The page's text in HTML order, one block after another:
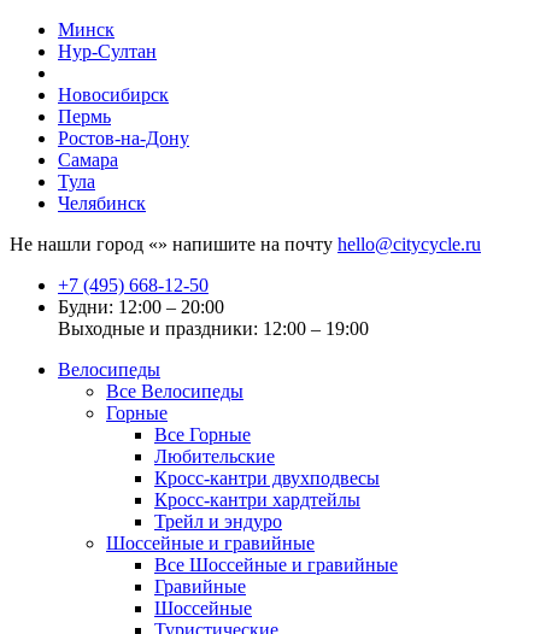
Минск
Нур-Султан
Новосибирск
Пермь
Ростов-на-Дону
Самара
Тула
Челябинск
Не нашли город «» напишите на почту hello@citycycle.ru
+7 (495) 668-12-50
Будни: 12:00 – 20:00
Выходные и праздники: 12:00 – 19:00
Велосипеды
Все Велосипеды
Горные
Все Горные
Любительские
Кросс-кантри двухподвесы
Кросс-кантри хардтейлы
Трейл и эндуро
Шоссейные и гравийные
Все Шоссейные и гравийные
Гравийные
Шоссейные
Туристические